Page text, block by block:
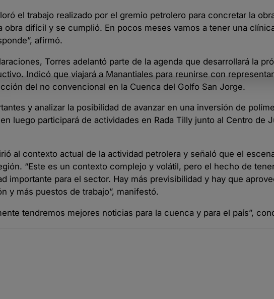
el trabajo realizado por el gremio petrolero para concretar la
obra difícil y se cumplió. En pocos meses vamos a tener una
afirmó.
Torres adelantó parte de la agenda que desarrollará la
Indicó que viajará a Manantiales para reunirse con
del no convencional en la Cuenca del Golfo San Jorge.
y analizar la posibilidad de avanzar en una inversión de
luego participará de actividades en Rada Tilly junto al Centro de
al contexto actual de la actividad petrolera y señaló que el
“Este es un contexto complejo y volátil, pero el hecho de
importante para el sector. Hay más previsibilidad y hay que
y más puestos de trabajo”, manifestó.
tendremos mejores noticias para la cuenca y para el país”,